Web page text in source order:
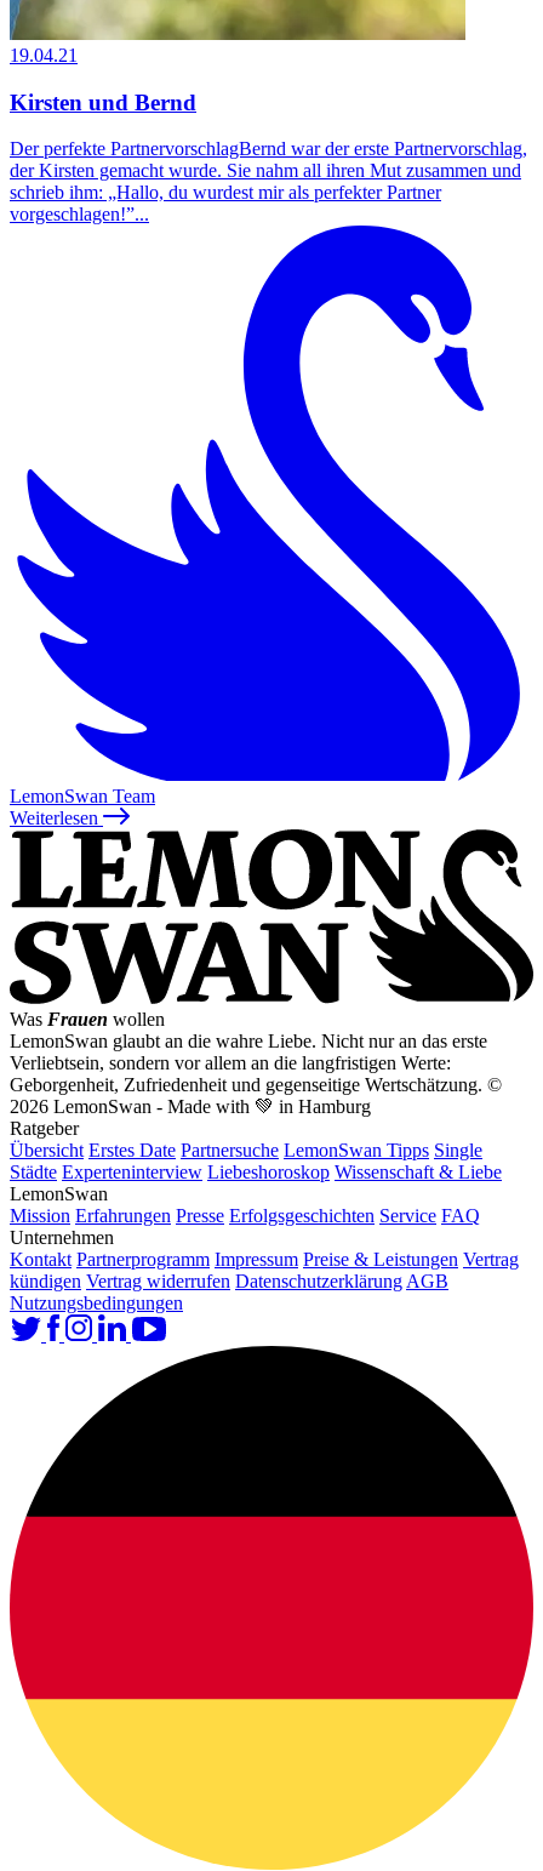
19.04.21
Kirsten und Bernd
Der perfekte PartnervorschlagBernd war der erste Partnervorschlag,
der Kirsten gemacht wurde. Sie nahm all ihren Mut zusammen und
schrieb ihm: „Hallo, du wurdest mir als perfekter Partner
vorgeschlagen!”...
LemonSwan Team
Weiterlesen
Was Frauen wollen
LemonSwan glaubt an die wahre Liebe. Nicht nur an das erste
Verliebtsein, sondern vor allem an die langfristigen Werte:
Geborgenheit, Zufriedenheit und gegenseitige Wertschätzung. ©
2026 LemonSwan - Made with 💚 in Hamburg
Ratgeber
Übersicht Erstes Date Partnersuche LemonSwan Tipps Single
Städte Experteninterview Liebeshoroskop Wissenschaft & Liebe
LemonSwan
Mission Erfahrungen Presse Erfolgsgeschichten Service FAQ
Unternehmen
Kontakt Partnerprogramm Impressum Preise & Leistungen Vertrag
kündigen Vertrag widerrufen Datenschutzerklärung AGB
Nutzungsbedingungen